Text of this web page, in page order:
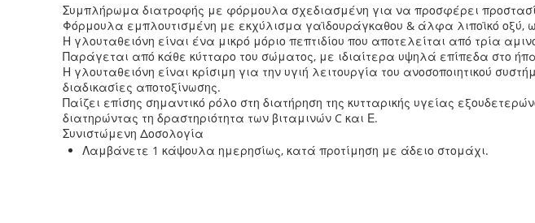
Συμπλήρωμα διατροφής με φόρμουλα σχεδιασμένη για να προσφέρει
Φόρμουλα εμπλουτισμένη με εκχύλισμα γαϊδουράγκαθου & άλφα λιποϊκό οξύ,
Η γλουταθειόνη είναι ένα μικρό μόριο πεπτιδίου που αποτελείται από τρία
Παράγεται από κάθε κύτταρο του σώματος, με ιδιαίτερα υψηλά επίπεδα στο
Η γλουταθειόνη είναι κρίσιμη για την υγιή λειτουργία του ανοσοποιητικού
διαδικασίες αποτοξίνωσης.
Παίζει επίσης σημαντικό ρόλο στη διατήρηση της κυτταρικής υγείας
διατηρώντας τη δραστηριότητα των βιταμινών C και Ε.
Συνιστώμενη Δοσολογία
Λαμβάνετε 1 κάψουλα ημερησίως, κατά προτίμηση με άδειο στομάχι.